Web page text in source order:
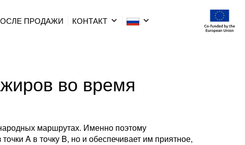
ПРОДАЖИ КОНТАКТ
во время
маршрутах. Именно поэтому
A в точку B, но и обеспечивает им приятное,